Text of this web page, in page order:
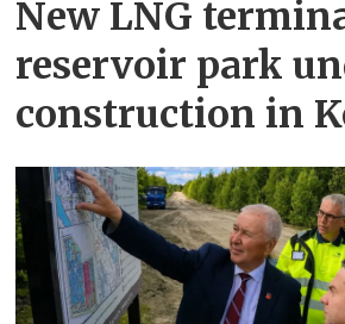
New LNG
reservoir park
construction in